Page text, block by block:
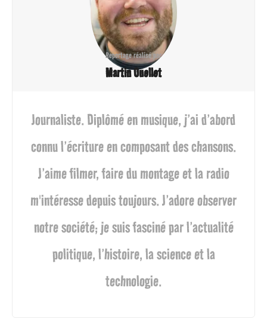
Reportage réalisé par
Martin Ouellet
Journaliste. Diplômé en musique, j’ai d’abord
connu l’écriture en composant des chansons.
J’aime filmer, faire du montage et la radio
m'intéresse depuis toujours. J’adore observer
notre société; je suis fasciné par l’actualité
politique, l’histoire, la science et la
technologie.